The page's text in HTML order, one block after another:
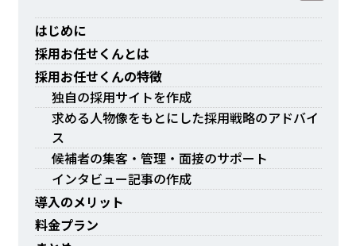
はじめに
採用お任せくんとは
採用お任せくんの特徴
独自の採用サイトを作成
求める人物像をもとにした採用戦略のアドバイ
ス
候補者の集客・管理・面接のサポート
インタビュー記事の作成
導入のメリット
料金プラン